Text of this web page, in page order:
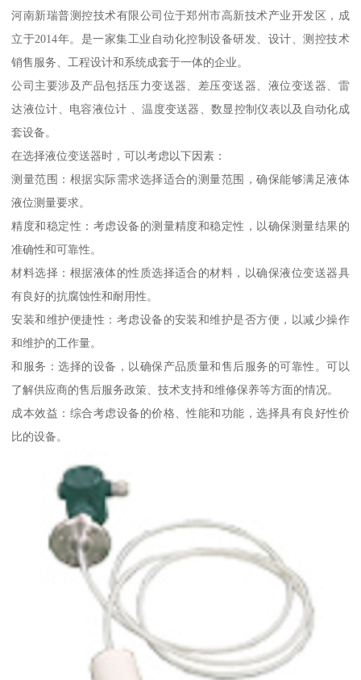
河南新瑞普测控技术有限公司位于郑州市高新技术产业开发区，成
立于2014年。是一家集工业自动化控制设备研发、设计、测控技术
销售服务、工程设计和系统成套于一体的企业。
公司主要涉及产品包括压力变送器、差压变送器、液位变送器、雷
达液位计、电容液位计 、温度变送器、数显控制仪表以及自动化成
套设备。
在选择液位变送器时，可以考虑以下因素：
测量范围：根据实际需求选择适合的测量范围，确保能够满足液体
液位测量要求。
精度和稳定性：考虑设备的测量精度和稳定性，以确保测量结果的
准确性和可靠性。
材料选择：根据液体的性质选择适合的材料，以确保液位变送器具
有良好的抗腐蚀性和耐用性。
安装和维护便捷性：考虑设备的安装和维护是否方便，以减少操作
和维护的工作量。
和服务：选择的设备，以确保产品质量和售后服务的可靠性。可以
了解供应商的售后服务政策、技术支持和维修保养等方面的情况。
成本效益：综合考虑设备的价格、性能和功能，选择具有良好性价
比的设备。